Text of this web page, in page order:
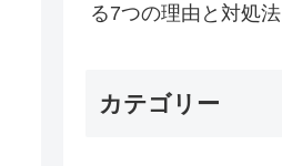
る7つの理由と対処法
カテゴリー